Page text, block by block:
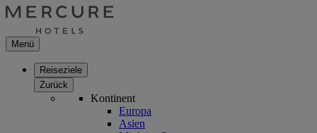
Menü
Reiseziele
Zurück
Kontinent
Europa
Asien